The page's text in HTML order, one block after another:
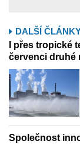
DALŠÍ
I přes tropické
červenci druhé
Společnost